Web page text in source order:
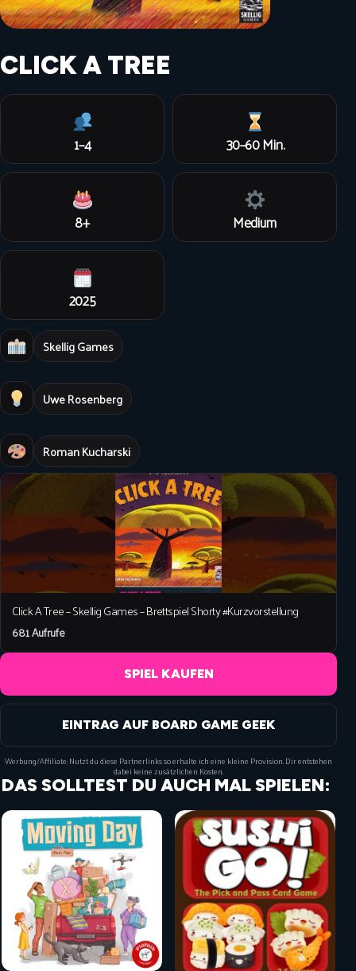
CLICK A TREE
1–4 30–60 Min.
8+ Medium
2025
Skellig Games
Uwe Rosenberg
Roman Kucharski
Click A Tree – Skellig Games – Brettspiel Shorty #Kurzvorstellung
681 Aufrufe
SPIEL KAUFEN
EINTRAG AUF BOARD GAME GEEK
Werbung/Affiliate: Nutzt du diese Partnerlinks so erhalte ich eine kleine Provision. Dir entstehen
dabei keine zusätzlichen Kosten.
DAS SOLLTEST DU AUCH MAL SPIELEN: